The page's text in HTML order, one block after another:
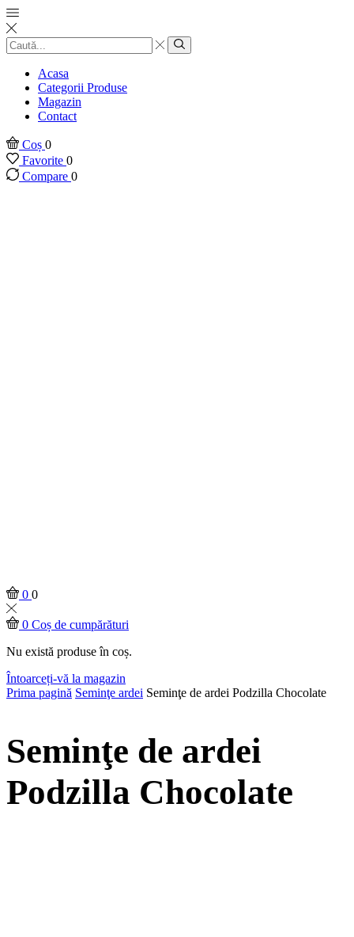
Introducere
căutare
Căutare
Acasa
Categorii Produse
Magazin
Contact
Coș 0
Favorite 0
Compare 0
0 0
0 Coș de cumpărături
Nu există produse în coș.
Întoarceți-vă la magazin
Prima pagină Seminţe ardei Seminţe de ardei Podzilla Chocolate
Seminţe de ardei
Podzilla Chocolate